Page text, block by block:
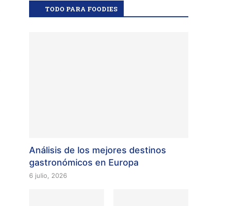
TODO PARA FOODIES
Análisis de los mejores destinos
gastronómicos en Europa
6 julio, 2026